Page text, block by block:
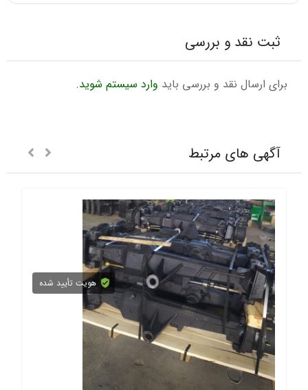
ثبت نقد و بررسی
برای ارسال نقد و بررسی باید وارد سیستم شوید.
آگهی های مرتبط
هویت تأیید شده